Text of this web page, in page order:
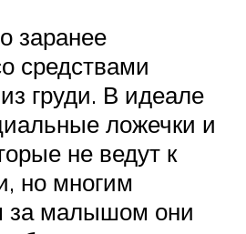
заранее
средствами
груди. В идеале
ложечки и
не ведут к
но многим
малышом они